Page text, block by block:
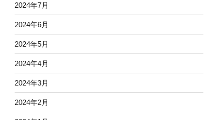
2024年7月
2024年6月
2024年5月
2024年4月
2024年3月
2024年2月